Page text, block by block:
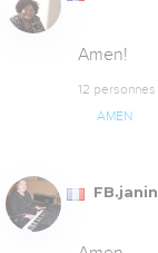
Amen!
12
AMEN